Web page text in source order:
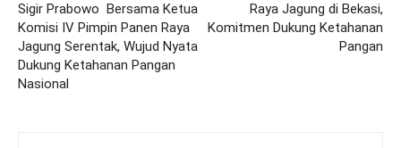
Sigir Prabowo Bersama Ketua
Komisi IV Pimpin Panen Raya
Jagung Serentak, Wujud Nyata
Dukung Ketahanan Pangan
Nasional
Raya Jagung di Bekasi,
Komitmen Dukung Ketahanan
Pangan